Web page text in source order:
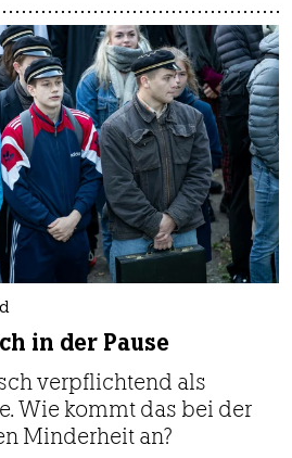
in der Pause
verpflichtend als
Wie kommt das bei der
Minderheit an?